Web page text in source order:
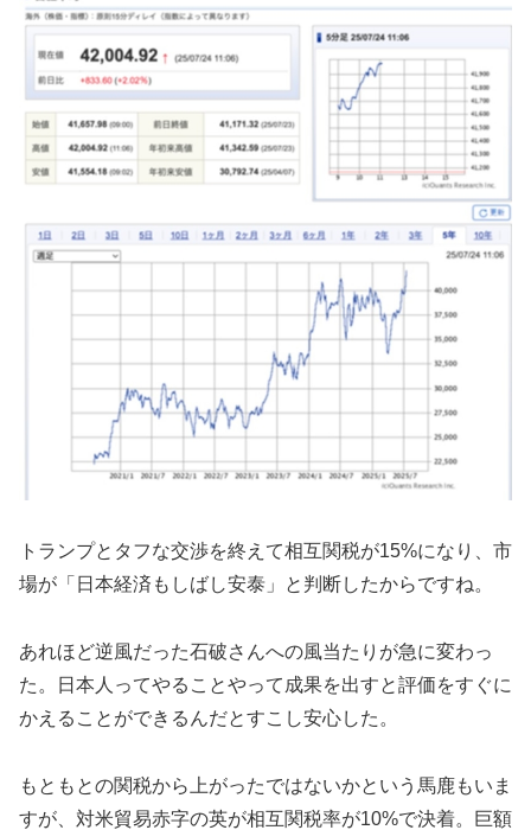
トランプとタフな交渉を終えて相互関税が15%になり、市
場が「日本経済もしばし安泰」と判断したからですね。
あれほど逆風だった石破さんへの風当たりが急に変わっ
た。日本人ってやることやって成果を出すと評価をすぐに
かえることができるんだとすこし安心した。
もともとの関税から上がったではないかという馬鹿もいま
すが、対米貿易赤字の英が相互関税率が10%で決着。巨額